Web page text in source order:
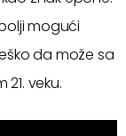
mogući
da može sa
veku.